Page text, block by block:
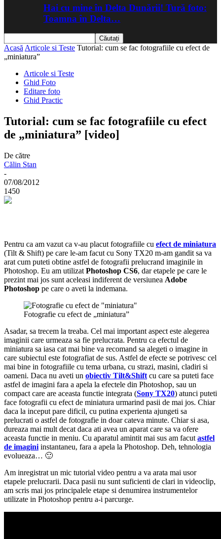
Hai cu mine în Delta Dunării! Tură foto:
Toamna în Delta…
Acasă Articole si Teste Tutorial: cum se fac fotografiile cu efect de
„miniatura”
Articole si Teste
Ghid Foto
Editare foto
Ghid Practic
Tutorial: cum se fac fotografiile cu efect
de „miniatura” [video]
De către
Călin Stan
-
07/08/2012
1450
Pentru ca am vazut ca v-au placut fotografiile cu efect de miniatura
(Tilt & Shift) pe care le-am facut cu Sony TX20 m-am gandit sa va
arat cum puteti obtine astfel de fotografii prelucrand imaginile in
Photoshop. Eu am utilizat Photoshop CS6, dar etapele pe care le
prezint mai jos sunt aceleasi indiferent de versiunea Adobe
Photoshop pe care o aveti la indemana.
Fotografie cu efect de „miniatura”
Asadar, sa trecem la treaba. Cel mai important aspect este alegerea
imaginii care urmeaza sa fie prelucrata. Pentru ca efectul de
miniatura sa iasa cat mai bine va recomand sa alegeti o imagine in
care subiectul este fotografiat de sus. Astfel de efecte se potrivesc cel
mai bine in fotografiile cu tema urbana, cu strazi, masini, cladiri si
oameni. Daca nu aveti un obiectiv Tilt&Shift cu care sa puteti face
astfel de imagini fara a apela la efectele din Photoshop, sau un
compact care are aceasta functie integrata (Sony TX20) atunci puteti
face fotografii cu efect de miniatura urmarind pasii de mai jos. Chiar
daca la inceput pare dificil, cu putina experienta ajungeti sa
prelucrati o astfel de fotografie in doar cateva minute. Chiar si asa,
dureaza mai mult decat daca ati avea un aparat care sa va ofere
aceasta functie in meniu. Cu aparatul amintit mai sus am facut astfel
de imagini instantaneu, fara a apela la Photoshop. Deh, tehnologia
evolueaza… 🙂
Am inregistrat un mic tutorial video pentru a va arata mai usor
etapele prelucrarii. Daca pasii nu sunt suficienti de clari in videoclip,
am scris mai jos principalele etape si denumirea instrumentelor
utilizate in Photoshop pentru a-i parcurge.